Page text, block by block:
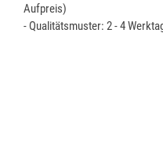
Aufpreis)
- Qualitätsmuster: 2 - 4